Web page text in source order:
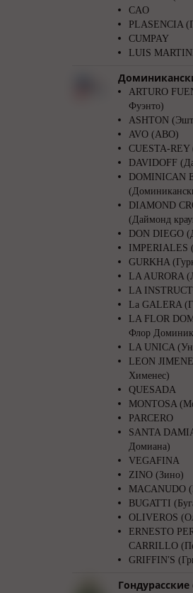
CAO
PLASENCIA
CUMPAY
LUIS
ARTURO
Фуэнто)
ASHTON
AVO (АВО)
CUESTA-REY
DAVIDOFF
DOMINICAN
DIAMOND
(Даймонд
DON DIEGO
IMPERIALES
GURKHA
LA AURORA
LA
La GALERA
LA FLOR
Флор
LA UNICA
LEON
Хименес)
QUESADA
MONTOSA
PARCERO
SANTA
Домиана)
VEGAFINA
ZINO (Зино)
MACANUDO
BUGATTI
OLIVEROS
ERNESTO
CARRILLO
GRIFFIN′S